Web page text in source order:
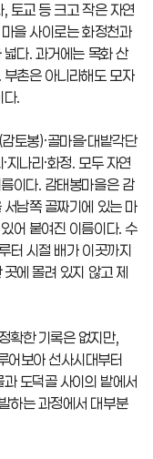
토교 등 크고 작은 자연
을 사이로는 화정천과
다. 과거에는 목화 산
촌은 아니라해도 모자
다.
토봉)·골마을·대밭각단
지나리·화정. 모두 자연
이다. 감태봉마을은 감
남쪽 골짜기에 있는 마
어 붙여진 이름이다. 수
터 시절 배가 이곳까지
에 몰려 있지 않고 제
확한 기록은 없지만,
보아 선사시대부터
도덕골 사이의 밭에서
하는 과정에서 대부분